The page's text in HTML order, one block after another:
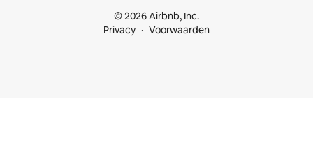
© 2026 Airbnb, Inc.
Privacy
Voorwaarden